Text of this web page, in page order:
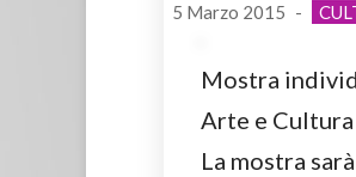
5 Marzo 2015 -
Mostra
Arte e
La mostra